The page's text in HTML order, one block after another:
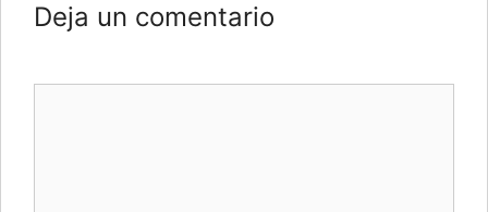
Deja un comentario